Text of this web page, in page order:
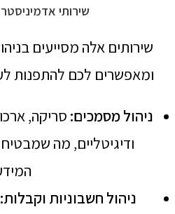
שירותי
שירותים אלה מסייעים
ומאפשרים לכם להתפנות
ניהול מסמכים: סריקה,
ודיגיטליים, מה
ניהול חשבוניות וקבלות: